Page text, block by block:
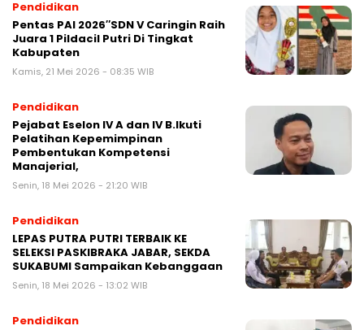
Pendidikan
Pentas PAI 2026″SDN V Caringin Raih
Juara 1 Pildacil Putri Di Tingkat
Kabupaten
Kamis, 21 Mei 2026 - 08:35 WIB
Pendidikan
Pejabat Eselon IV A dan IV B.Ikuti
Pelatihan Kepemimpinan
Pembentukan Kompetensi
Manajerial,
Senin, 18 Mei 2026 - 21:20 WIB
Pendidikan
LEPAS PUTRA PUTRI TERBAIK KE
SELEKSI PASKIBRAKA JABAR, SEKDA
SUKABUMI Sampaikan Kebanggaan
Senin, 18 Mei 2026 - 13:02 WIB
Pendidikan